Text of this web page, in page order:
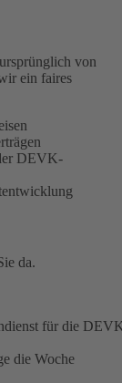
ursprünglich von
ein faires
DEVK-
da.
für die
die Woche